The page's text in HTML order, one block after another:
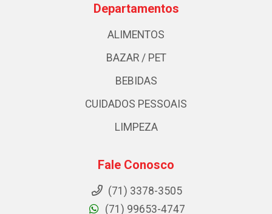
Departamentos
ALIMENTOS
BAZAR / PET
BEBIDAS
CUIDADOS PESSOAIS
LIMPEZA
Fale Conosco
(71) 3378-3505
(71) 99653-4747